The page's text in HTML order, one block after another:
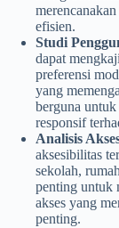
efisien.
Studi
dapat
preferensi
yang
berguna
responsif
Analisis
aksesibilitas
sekolah,
penting untuk
akses yang
penting.